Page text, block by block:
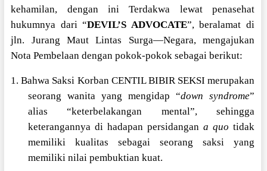
kehamilan, dengan ini Terdakwa lewat penasehat
hukumnya dari “DEVIL’S ADVOCATE”, beralamat di
jln. Jurang Maut Lintas Surga—Negara, mengajukan
Nota Pembelaan dengan pokok-pokok sebagai berikut:
1. Bahwa Saksi Korban CENTIL BIBIR SEKSI merupakan
seorang wanita yang mengidap “down syndrome”
alias “keterbelakangan mental”, sehingga
keterangannya di hadapan persidangan a quo tidak
memiliki kualitas sebagai seorang saksi yang
memiliki nilai pembuktian kuat.